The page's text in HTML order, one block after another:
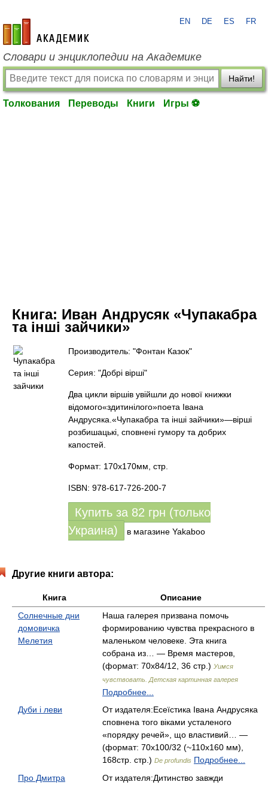
academic.ru
EN DE ES FR
Словари и энциклопедии на Академике
Найти!
Толкования Переводы Книги Игры ⚽
Книга: Иван Андрусяк «Чупакабра
та інші зайчики»
Производитель: "Фонтан Казок"
Серия: "Добрі вірші"
Два цикли віршів увійшли до нової книжки
відомого«здитинілого»поета Івана
Андрусяка.«Чупакабра та інші зайчики»—вірші
розбишацькі, сповнені гумору та добрих
капостей.
Формат: 170x170мм, стр.
ISBN: 978-617-726-200-7
Купить за 82 грн (только
Украина)
в магазине Yakaboo
Другие книги автора:
Книга
Описание
Солнечные дни
домовичка
Мелетия
Наша галерея призвана помочь
формированию чувства прекрасного в
маленьком человеке. Эта книга
собрана из… — Время мастеров,
(формат: 70x84/12, 36 стр.) Уимся
чувствовать. Детская картинная галерея
Подробнее...
Дуби і леви
От издателя:Есеїстика Івана Андрусяка
сповнена того віками усталеного
«порядку речей», що властивий… —
(формат: 70х100/32 (~110х160 мм),
168стр. стр.) De profundis Подробнее...
Про Дмитра
От издателя:Дитинство завжди